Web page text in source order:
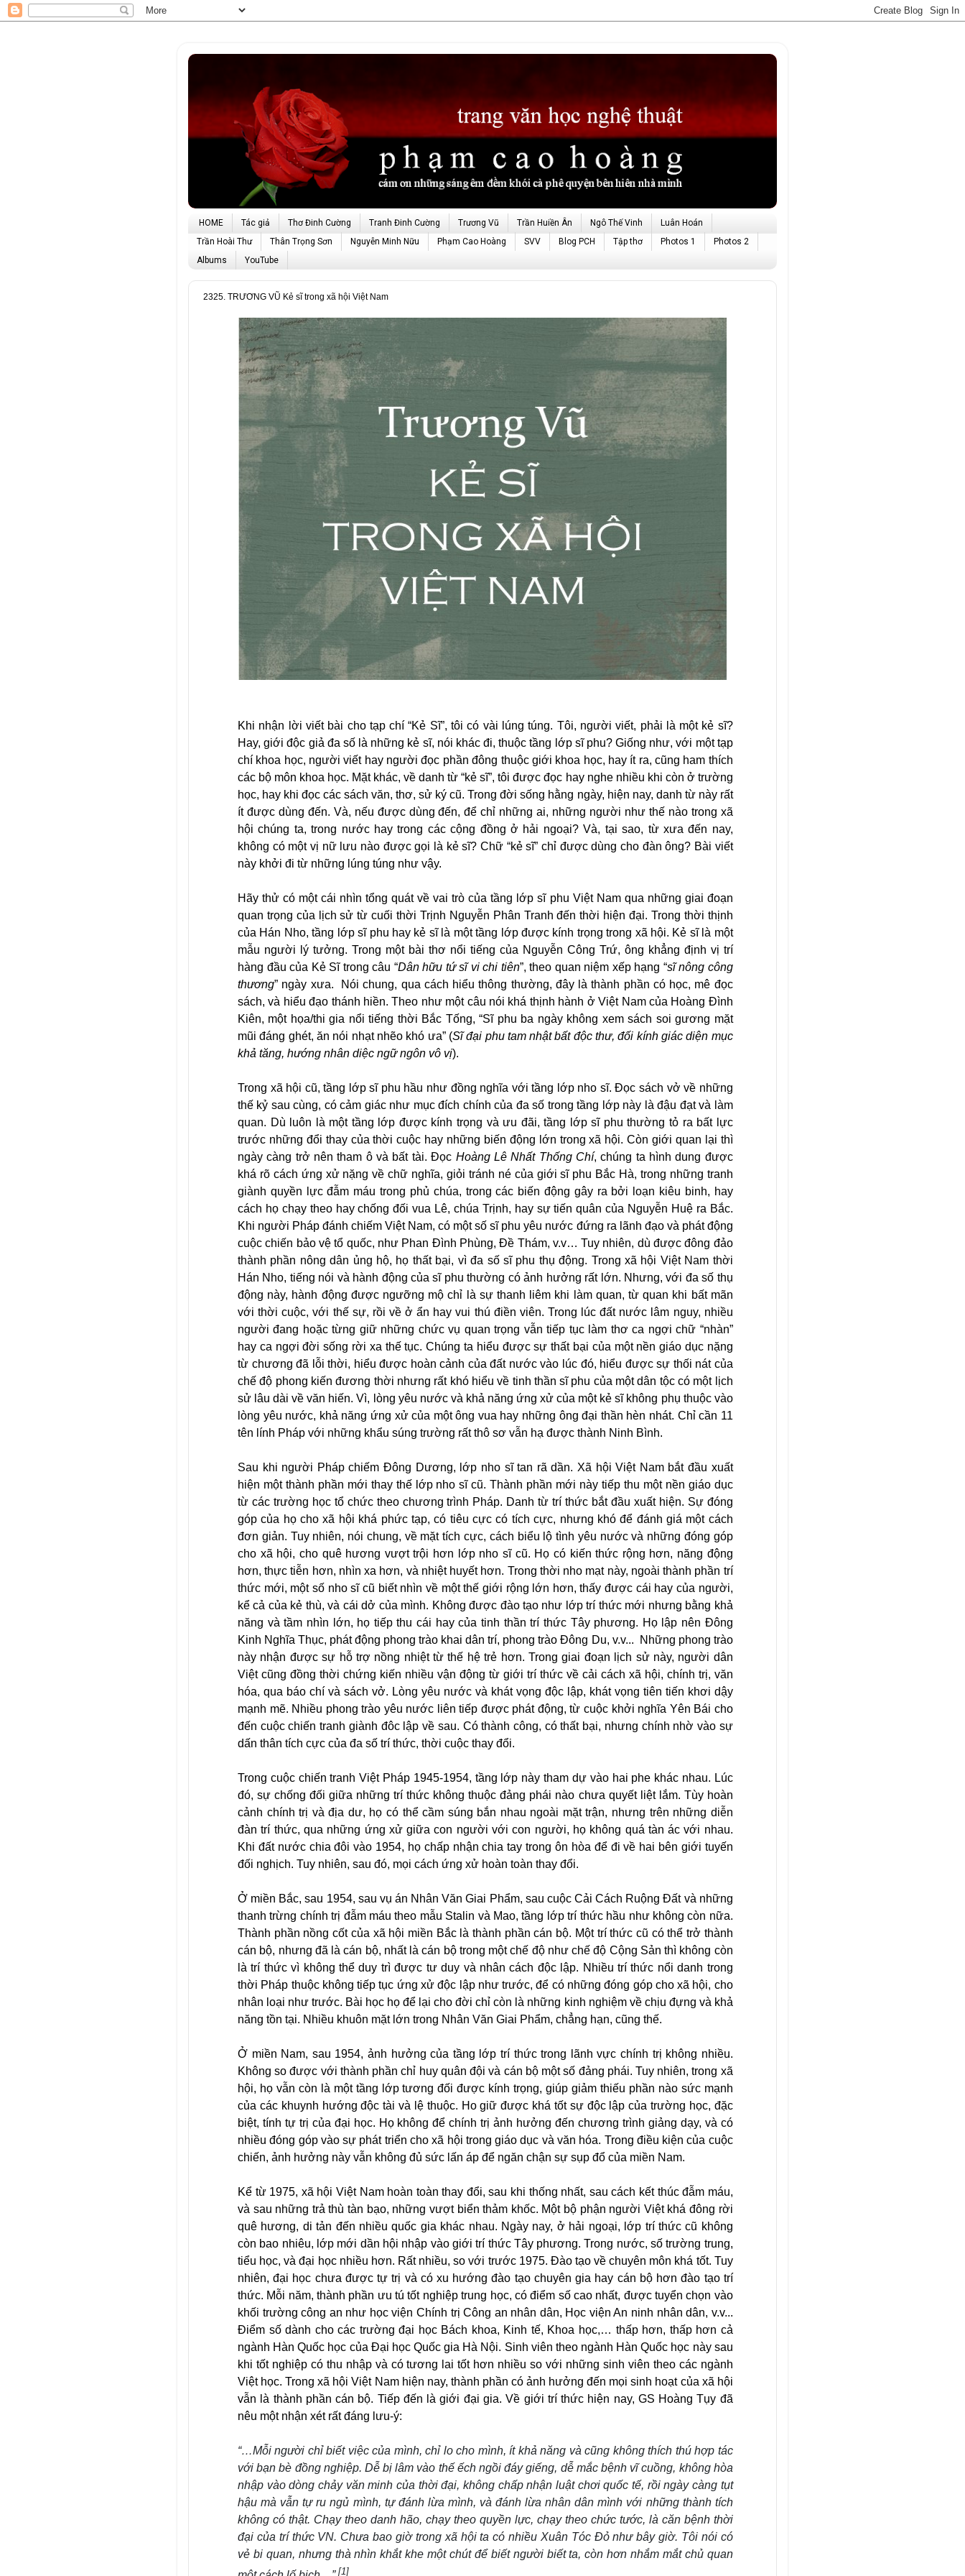
HOME Tác giả Thơ Đinh Cường Tranh Đinh Cường Trương Vũ Trần Huiền Ân Ngô Thế Vinh
Luân Hoán
Trần Hoài Thư
Thân Trọng Sơn Nguyễn Minh Nữu Phạm Cao Hoàng SVV Blog PCH Tập thơ Photos 1
Photos 2
Albums
YouTube
2325. TRƯƠNG VŨ Kẻ sĩ trong xã hội Việt Nam
Khi nhận lời viết bài cho tạp chí “Kẻ Sĩ”, tôi có vài lúng túng. Tôi, người viết, phải là một kẻ sĩ?
Hay, giới độc giả đa số là những kẻ sĩ, nói khác đi, thuộc tầng lớp sĩ phu? Giống như, với một tạp
chí khoa học, người viết hay người đọc phần đông thuộc giới khoa học, hay ít ra, cũng ham thích
các bộ môn khoa học. Mặt khác, về danh từ “kẻ sĩ”, tôi được đọc hay nghe nhiều khi còn ở trường
học, hay khi đọc các sách văn, thơ, sử ký cũ. Trong đời sống hằng ngày, hiện nay, danh từ này rất
ít được dùng đến. Và, nếu được dùng đến, để chỉ những ai, những người như thế nào trong xã
hội chúng ta, trong nước hay trong các cộng đồng ở hải ngoại? Và, tại sao, từ xưa đến nay,
không có một vị nữ lưu nào được gọi là kẻ sĩ? Chữ “kẻ sĩ” chỉ được dùng cho đàn ông? Bài viết
này khởi đi từ những lúng túng như vậy.
Hãy thử có một cái nhìn tổng quát về vai trò của tầng lớp sĩ phu Việt Nam qua những giai đoạn
quan trọng của lịch sử từ cuối thời Trịnh Nguyễn Phân Tranh đến thời hiện đại. Trong thời thịnh
của Hán Nho, tầng lớp sĩ phu hay kẻ sĩ là một tầng lớp được kính trọng trong xã hội. Kẻ sĩ là một
mẫu người lý tưởng. Trong một bài thơ nổi tiếng của Nguyễn Công Trứ, ông khẳng định vị trí
hàng đầu của Kẻ Sĩ trong câu “Dân hữu tứ sĩ vi chi tiên”, theo quan niệm xếp hạng “sĩ nông công
thương” ngày xưa.
Nói chung, qua cách hiểu thông thường, đây là thành phần có học, mê đọc
sách, và hiểu đạo thánh hiền. Theo như một câu nói khá thịnh hành ở Việt Nam của Hoàng Đình
Kiên, một họa/thi gia nổi tiếng thời Bắc Tống, “Sĩ phu ba ngày không xem sách soi gương mặt
mũi đáng ghét, ăn nói nhạt nhẽo khó ưa” (Sĩ đại phu tam nhật bất độc thư, đối kính giác diện mục
khả tăng, hướng nhân diệc ngữ ngôn vô vị).
Trong xã hội cũ, tầng lớp sĩ phu hầu như đồng nghĩa với tầng lớp nho sĩ. Đọc sách vở về những
thế kỷ sau cùng, có cảm giác như mục đích chính của đa số trong tầng lớp này là đậu đạt và làm
quan. Dù luôn là một tầng lớp được kính trọng và ưu đãi, tầng lớp sĩ phu thường tỏ ra bất lực
trước những đổi thay của thời cuộc hay những biến động lớn trong xã hội. Còn giới quan lại thì
ngày càng trở nên tham ô và bất tài. Đọc Hoàng Lê Nhất Thống Chí, chúng ta hình dung được
khá rõ cách ứng xử nặng về chữ nghĩa, giỏi tránh né của giới sĩ phu Bắc Hà, trong những tranh
giành quyền lực đẫm máu trong phủ chúa, trong các biến động gây ra bởi loạn kiêu binh, hay
cách họ chạy theo hay chống đối vua Lê, chúa Trịnh, hay sự tiến quân của Nguyễn Huệ ra Bắc.
Khi người Pháp đánh chiếm Việt Nam, có một số sĩ phu yêu nước đứng ra lãnh đạo và phát động
cuộc chiến bảo vệ tổ quốc, như Phan Đình Phùng, Đề Thám, v.v… Tuy nhiên, dù được đông đảo
thành phần nông dân ủng hộ, họ thất bại, vì đa số sĩ phu thụ động. Trong xã hội Việt Nam thời
Hán Nho, tiếng nói và hành động của sĩ phu thường có ảnh hưởng rất lớn. Nhưng, với đa số thụ
động này, hành động được ngưỡng mộ chỉ là sự thanh liêm khi làm quan, từ quan khi bất mãn
với thời cuộc, với thế sự, rồi về ở ẩn hay vui thú điền viên. Trong lúc đất nước lâm nguy, nhiều
người đang hoặc từng giữ những chức vụ quan trọng vẫn tiếp tục làm thơ ca ngợi chữ “nhàn”
hay ca ngợi đời sống rời xa thế tục. Chúng ta hiểu được sự thất bại của một nền giáo dục nặng
từ chương đã lỗi thời, hiểu được hoàn cảnh của đất nước vào lúc đó, hiểu được sự thối nát của
chế độ phong kiến đương thời nhưng rất khó hiểu về tinh thần sĩ phu của một dân tộc có một lịch
sử lâu dài về văn hiến. Vì, lòng yêu nước và khả năng ứng xử của một kẻ sĩ không phụ thuộc vào
lòng yêu nước, khả năng ứng xử của một ông vua hay những ông đại thần hèn nhát. Chỉ cần 11
tên lính Pháp với những khẩu súng trường rất thô sơ vẫn hạ được thành Ninh Bình.
Sau khi người Pháp chiếm Đông Dương, lớp nho sĩ tan rã dần. Xã hội Việt Nam bắt đầu xuất
hiện một thành phần mới thay thế lớp nho sĩ cũ. Thành phần mới này tiếp thu một nền giáo dục
từ các trường học tổ chức theo chương trình Pháp. Danh từ trí thức bắt đầu xuất hiện. Sự đóng
góp của họ cho xã hội khá phức tạp, có tiêu cực có tích cực, nhưng khó để đánh giá một cách
đơn giản. Tuy nhiên, nói chung, về mặt tích cực, cách biểu lộ tình yêu nước và những đóng góp
cho xã hội, cho quê hương vượt trội hơn lớp nho sĩ cũ. Họ có kiến thức rộng hơn, năng động
hơn, thực tiễn hơn, nhìn xa hơn, và nhiệt huyết hơn. Trong thời nho mạt này, ngoài thành phần trí
thức mới, một số nho sĩ cũ biết nhìn về một thế giới rộng lớn hơn, thấy được cái hay của người,
kể cả của kẻ thù, và cái dở của mình. Không được đào tạo như lớp trí thức mới nhưng bằng khả
năng và tầm nhìn lớn, họ tiếp thu cái hay của tinh thần trí thức Tây phương. Họ lập nên Đông
Kinh Nghĩa Thục, phát động phong trào khai dân trí, phong trào Đông Du, v.v... Những phong trào
này nhận được sự hỗ trợ nồng nhiệt từ thế hệ trẻ hơn. Trong giai đoạn lịch sử này, người dân
Việt cũng đồng thời chứng kiến nhiều vận động từ giới trí thức về cải cách xã hội, chính trị, văn
hóa, qua báo chí và sách vở. Lòng yêu nước và khát vọng độc lập, khát vọng tiên tiến khơi dậy
mạnh mẽ. Nhiều phong trào yêu nước liên tiếp được phát động, từ cuộc khởi nghĩa Yên Bái cho
đến cuộc chiến tranh giành đôc lập về sau. Có thành công, có thất bại, nhưng chính nhờ vào sự
dấn thân tích cực của đa số trí thức, thời cuộc thay đổi.
Trong cuộc chiến tranh Việt Pháp 1945-1954, tầng lớp này tham dự vào hai phe khác nhau. Lúc
đó, sự chống đối giữa những trí thức không thuộc đảng phái nào chưa quyết liệt lắm. Tùy hoàn
cảnh chính trị và địa dư, họ có thể cầm súng bắn nhau ngoài mặt trận, nhưng trên những diễn
đàn trí thức, qua những ứng xử giữa con người với con người, họ không quá tàn ác với nhau.
Khi đất nước chia đôi vào 1954, họ chấp nhận chia tay trong ôn hòa để đi về hai bên giới tuyến
đối nghịch. Tuy nhiên, sau đó, mọi cách ứng xử hoàn toàn thay đổi.
Ở miền Bắc, sau 1954, sau vụ án Nhân Văn Giai Phẩm, sau cuộc Cải Cách Ruộng Đất và những
thanh trừng chính trị đẫm máu theo mẫu Stalin và Mao, tầng lớp trí thức hầu như không còn nữa.
Thành phần nồng cốt của xã hội miền Bắc là thành phần cán bộ. Một trí thức cũ có thể trở thành
cán bộ, nhưng đã là cán bộ, nhất là cán bộ trong một chế độ như chế độ Cộng Sản thì không còn
là trí thức vì không thể duy trì được tư duy và nhân cách độc lập. Nhiều trí thức nổi danh trong
thời Pháp thuộc không tiếp tục ứng xử độc lập như trước, để có những đóng góp cho xã hội, cho
nhân loại như trước. Bài học họ để lại cho đời chỉ còn là những kinh nghiệm về chịu đựng và khả
năng tồn tại. Nhiều khuôn mặt lớn trong Nhân Văn Giai Phẩm, chẳng hạn, cũng thế.
Ở miền Nam, sau 1954, ảnh hưởng của tầng lớp trí thức trong lãnh vực chính trị không nhiều.
Không so được với thành phần chỉ huy quân đội và cán bộ một số đảng phái. Tuy nhiên, trong xã
hội, họ vẫn còn là một tầng lớp tương đối được kính trọng, giúp giảm thiếu phần nào sức mạnh
của các khuynh hướng độc tài và lệ thuộc. Ho giữ được khá tốt sự độc lập của trường học, đặc
biệt, tính tự trị của đại học. Họ không để chính trị ảnh hưởng đến chương trình giảng dạy, và có
nhiều đóng góp vào sự phát triển cho xã hội trong giáo dục và văn hóa. Trong điều kiện của cuộc
chiến, ảnh hưởng này vẫn không đủ sức lấn áp để ngăn chận sự sụp đổ của miền Nam.
Kể từ 1975, xã hội Việt Nam hoàn toàn thay đổi, sau khi thống nhất, sau cách kết thúc đẫm máu,
và sau những trả thù tàn bạo, những vượt biển thảm khốc. Một bộ phận người Việt khá đông rời
quê hương, di tản đến nhiều quốc gia khác nhau. Ngày nay, ở hải ngoại, lớp trí thức cũ không
còn bao nhiêu, lớp mới dần hội nhập vào giới trí thức Tây phương. Trong nước, số trường trung,
tiểu học, và đại học nhiều hơn. Rất nhiều, so với trước 1975. Đào tạo về chuyên môn khá tốt. Tuy
nhiên, đại học chưa được tự trị và có xu hướng đào tạo chuyên gia hay cán bộ hơn đào tạo trí
thức. Mỗi năm, thành phần ưu tú tốt nghiệp trung học, có điểm số cao nhất, được tuyển chọn vào
khối trường công an như học viện Chính trị Công an nhân dân, Học viện An ninh nhân dân, v.v...
Điểm số dành cho các trường đại học Bách khoa, Kinh tế, Khoa học,… thấp hơn, thấp hơn cả
ngành Hàn Quốc học của Đại học Quốc gia Hà Nội. Sinh viên theo ngành Hàn Quốc học này sau
khi tốt nghiệp có thu nhập và có tương lai tốt hơn nhiều so với những sinh viên theo các ngành
Việt học. Trong xã hội Việt Nam hiện nay, thành phần có ảnh hưởng đến mọi sinh hoạt của xã hội
vẫn là thành phần cán bộ. Tiếp đến là giới đại gia. Về giới trí thức hiện nay, GS Hoàng Tụy đã
nêu một nhận xét rất đáng lưu-ý:
“…Mỗi người chỉ biết việc của mình, chỉ lo cho mình, ít khả năng và cũng không thích thú hợp tác
với bạn bè đồng nghiệp. Dễ bị lâm vào thế ếch ngồi đáy giếng, dễ mắc bệnh vĩ cuồng, không hòa
nhập vào dòng chảy văn minh của thời đại, không chấp nhận luật chơi quốc tế, rồi ngày càng tụt
hậu mà vẫn tự ru ngủ mình, tự đánh lừa mình, và đánh lừa nhân dân mình với những thành tích
không có thật. Chạy theo danh hão, chạy theo quyền lực, chạy theo chức tước, là căn bệnh thời
đại của trí thức VN. Chưa bao giờ trong xã hội ta có nhiều Xuân Tóc Đỏ như bây giờ. Tôi nói có
vẻ bi quan, nhưng thà nhìn khắt khe một chút để biết người biết ta, còn hơn nhắm mắt chủ quan
[1]